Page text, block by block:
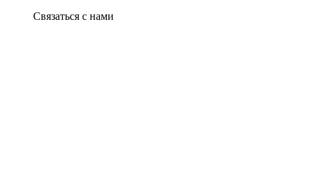
Связаться с нами